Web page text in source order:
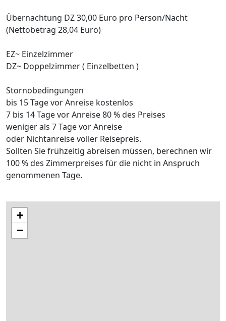
Übernachtung DZ 30,00 Euro pro Person/Nacht
(Nettobetrag 28,04 Euro)
EZ~ Einzelzimmer
DZ~ Doppelzimmer ( Einzelbetten )
Stornobedingungen
bis 15 Tage vor Anreise kostenlos
7 bis 14 Tage vor Anreise 80 % des Preises
weniger als 7 Tage vor Anreise
oder Nichtanreise voller Reisepreis.
Sollten Sie frühzeitig abreisen müssen, berechnen wir
100 % des Zimmerpreises für die nicht in Anspruch
genommenen Tage.
+
−